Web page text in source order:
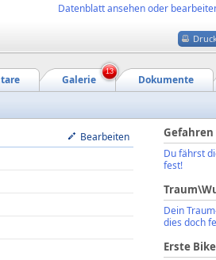
Datenblatt ansehen oder
Dokumente
Galerie
13
Bearbeiten Gefahren
Du fährst
fest!
Dein
dies doch
Erste